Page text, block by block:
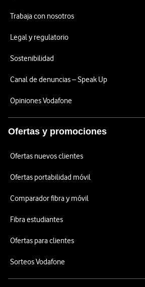
Trabaja con nosotros
Legal y regulatorio
Sostenibilidad
Canal de denuncias – Speak Up
Opiniones Vodafone
Ofertas y promociones
Ofertas nuevos clientes
Ofertas portabilidad móvil
Comparador fibra y móvil
Fibra estudiantes
Ofertas para clientes
Sorteos Vodafone